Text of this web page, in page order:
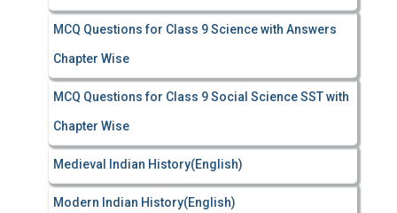
MCQ Questions for Class 9 Science with Answers
Chapter Wise
MCQ Questions for Class 9 Social Science SST with
Chapter Wise
Medieval Indian History(English)
Modern Indian History(English)